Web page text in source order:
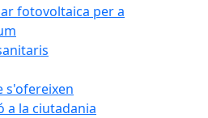
fotovoltaica per a
s'ofereixen
a la ciutadania